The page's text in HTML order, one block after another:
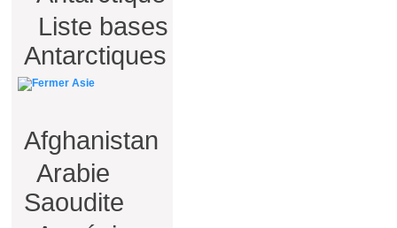
Liste bases
Antarctiques
Asie
Afghanistan
Arabie
Saoudite